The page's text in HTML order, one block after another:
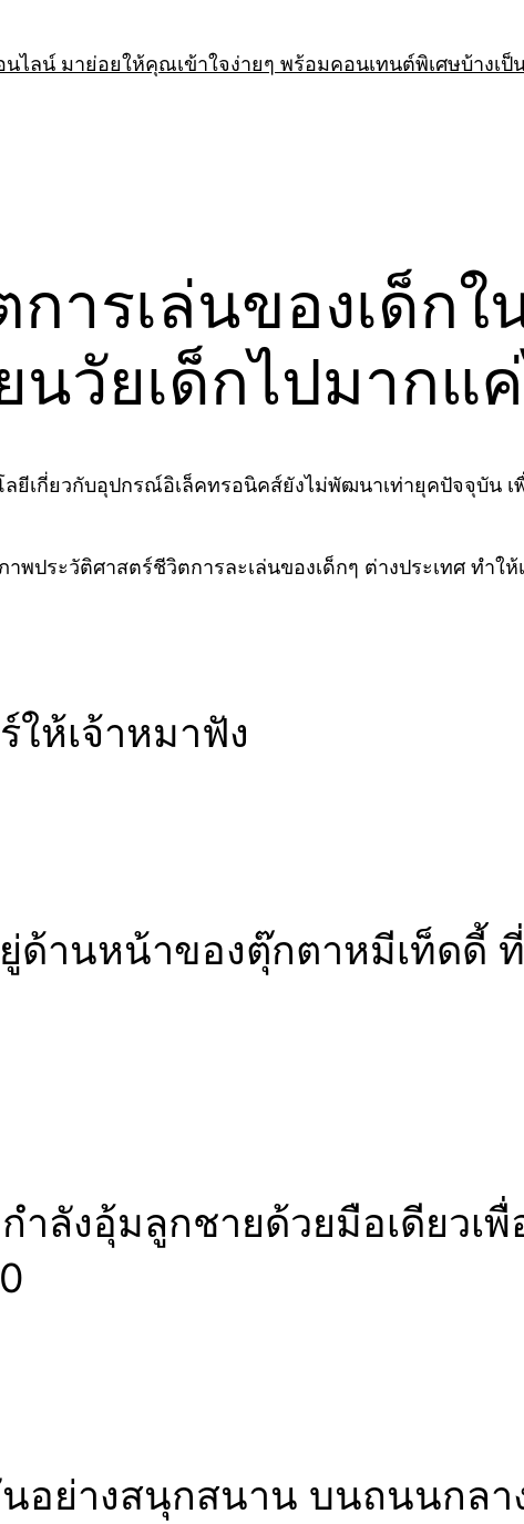
ไลน์ มาย่อยให้คุณเข้าใจง่ายๆ พร้อมคอนเทนต์พิเศษบ้างเป็น
การเล่นของเด็ก
นวัยเด็กไปมากแ
ยีเกี่ยวกับอุปกรณ์อิเล็คทรอนิคส์ยังไม่พัฒนาเท่ายุคปัจจุบัน
าพประวัติศาสตร์ชีวิตการละเล่นของเด็กๆ ต่างประเทศ ทำ
ให้เจ้าหมาฟัง
ด้านหน้าของตุ๊กตาหมีเท็ดดี้ ที่
ำลังอุ้มลูกชายด้วยมือเดียวเ
อย่างสนุกสนาน บนถนนกล